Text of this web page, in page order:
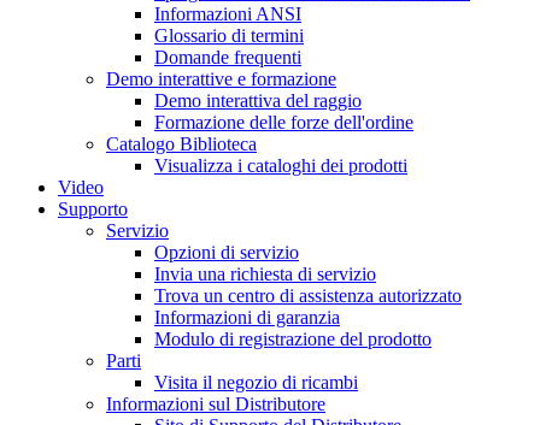
Informazioni ANSI
Glossario di termini
Domande frequenti
Demo interattive e formazione
Demo interattiva del raggio
Formazione delle forze dell'ordine
Catalogo Biblioteca
Visualizza i cataloghi dei prodotti
Video
Supporto
Servizio
Opzioni di servizio
Invia una richiesta di servizio
Trova un centro di assistenza autorizzato
Informazioni di garanzia
Modulo di registrazione del prodotto
Parti
Visita il negozio di ricambi
Informazioni sul Distributore